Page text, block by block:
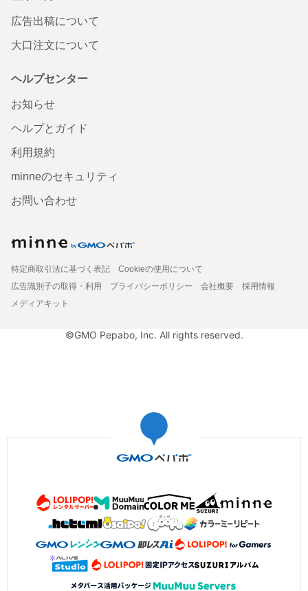
広告出稿について
大口注文について
ヘルプセンター
お知らせ
ヘルプとガイド
利用規約
minneのセキュリティ
お問い合わせ
特定商取引法に基づく表記
Cookieの使用について
広告識別子の取得・利用
プライバシーポリシー 会社概要
採用情報
メディアキット
©GMO Pepabo, Inc. All rights reserved.